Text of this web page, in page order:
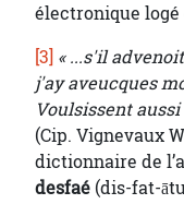
électronique logé
[3] « ...s'il
j'ay aveucques
Voulsissent
(Cip. Vignevaux
dictionnaire de
desfaé (dis-fat-